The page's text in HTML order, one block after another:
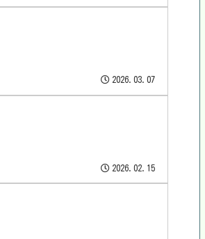
2026.03.07
2026.02.15